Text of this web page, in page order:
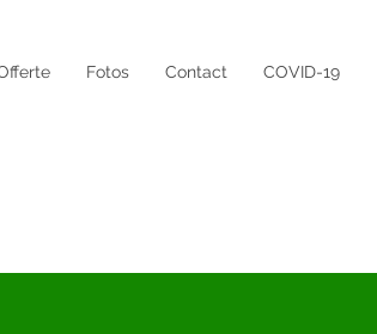
Fotos Contact COVID-19